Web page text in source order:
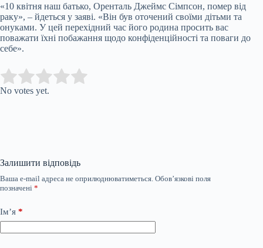
«10 квітня наш батько, Оренталь Джеймс Сімпсон, помер від
раку», – йдеться у заяві. «Він був оточений своїми дітьми та
онуками. У цей перехідний час його родина просить вас
поважати їхні побажання щодо конфіденційності та поваги до
себе».
Rate this item:
No votes yet.
Залишити відповідь
Ваша e-mail адреса не оприлюднюватиметься. Обов’язкові поля
позначені *
Ім’я *